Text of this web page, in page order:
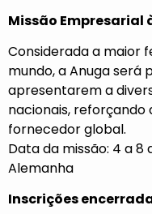
Missão Empresarial
Considerada a maior
mundo, a Anuga será
apresentarem a
nacionais, reforçando
fornecedor global.
Data da missão: 4 a 8
Alemanha
Inscrições